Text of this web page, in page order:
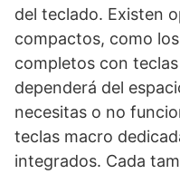
del teclado. Existen
compactos, como
completos con
dependerá del
necesitas o no
teclas macro
integrados. Cada